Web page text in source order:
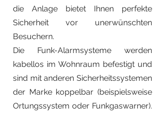
die Anlage bietet Ihnen perfekte
Sicherheit vor unerwünschten
Besuchern.
Die Funk-Alarmsysteme werden
kabellos im Wohnraum befestigt und
sind mit anderen Sicherheitssystemen
der Marke koppelbar (beispielsweise
Ortungssystem oder Funkgaswarner).